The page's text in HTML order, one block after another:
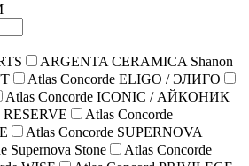
ARGENTA CERAMICA Shanon
Atlas Concorde ELIGO / ЭЛИГО
Atlas Concorde ICONIC / АЙКОНИК
Atlas Concorde
Atlas Concorde SUPERNOVA
Supernova Stone
Atlas Concorde